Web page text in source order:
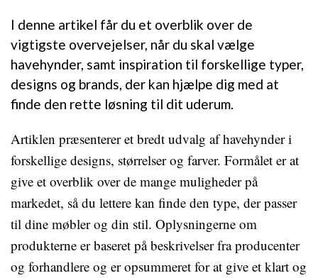
I denne artikel får du et overblik over de
vigtigste overvejelser, når du skal vælge
havehynder, samt inspiration til forskellige typer,
designs og brands, der kan hjælpe dig med at
finde den rette løsning til dit uderum.
Artiklen præsenterer et bredt udvalg af havehynder i
forskellige designs, størrelser og farver. Formålet er at
give et overblik over de mange muligheder på
markedet, så du lettere kan finde den type, der passer
til dine møbler og din stil. Oplysningerne om
produkterne er baseret på beskrivelser fra producenter
og forhandlere og er opsummeret for at give et klart og